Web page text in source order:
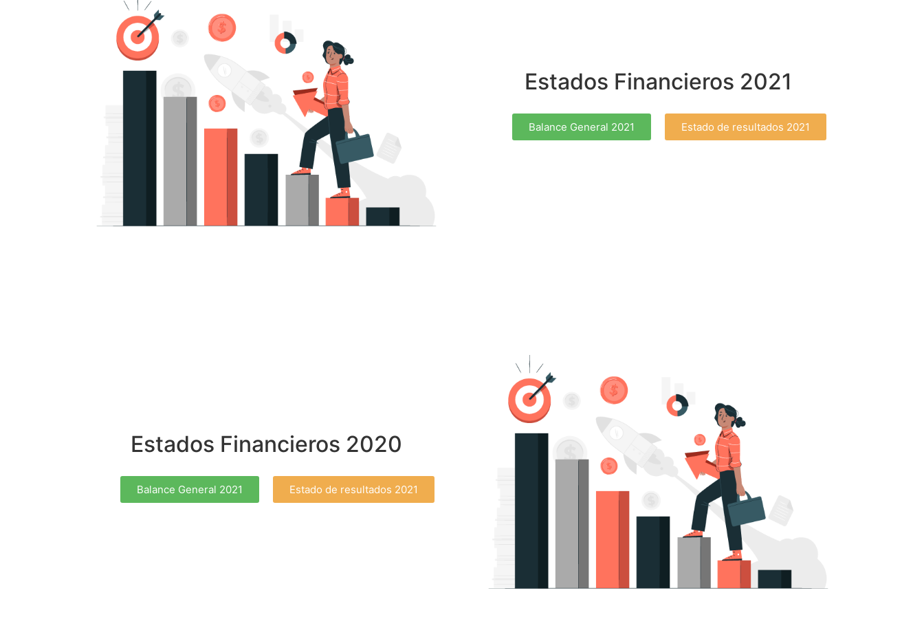
Estados Financieros 2021
Balance General 2021 Estado de resultados 2021
Estados Financieros 2020
Balance General 2021 Estado de resultados 2021